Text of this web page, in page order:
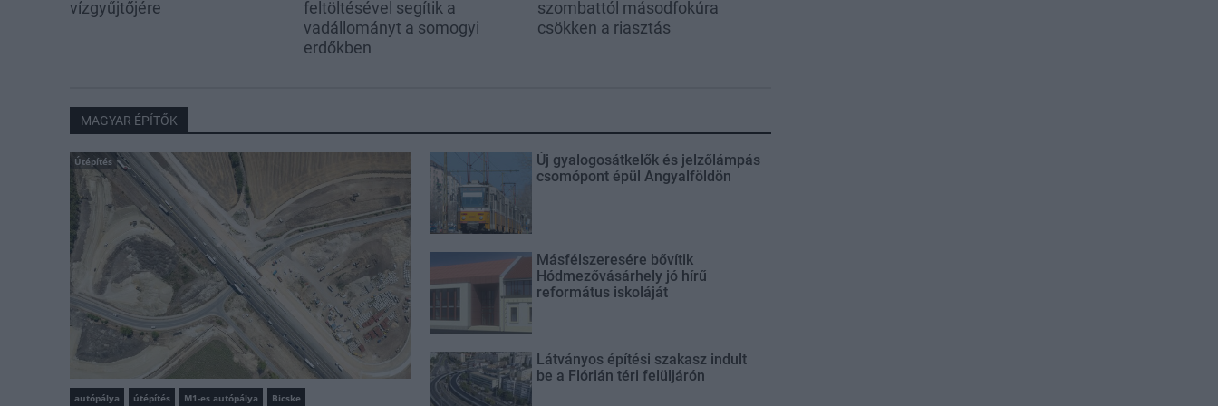
vízgyűjtőjére
feltöltésével segítik a
vadállományt a somogyi
erdőkben
szombattól másodfokúra
csökken a riasztás
MAGYAR ÉPÍTŐK
Útépítés
autópálya útépítés M1-es autópálya Bicske
Új gyalogosátkelők és jelzőlámpás
csomópont épül Angyalföldön
Másfélszeresére bővítik
Hódmezővásárhely jó hírű
református iskoláját
Látványos építési szakasz indult
be a Flórián téri felüljárón